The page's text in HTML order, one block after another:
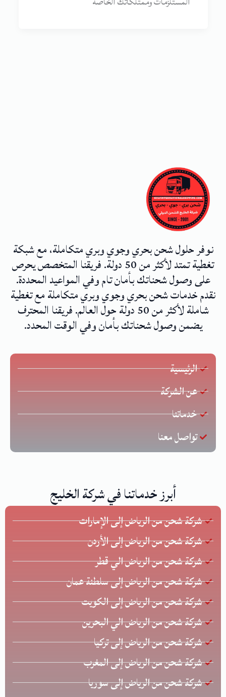
نوفر حلول شحن بحري وجوي وبري متكاملة، مع شبكة
تغطية تمتد لأكثر من 50 دولة. فريقنا المتخصص يحرص
على وصول شحناتك بأمان تام وفي المواعيد المحددة.
نقدم خدمات شحن بحري وجوي وبري متكاملة مع تغطية
شاملة لأكثر من 50 دولة حول العالم. فريقنا المحترف
يضمن وصول شحناتك بأمان وفي الوقت المحدد.
الرئيسية
عن الشركة
خدماتنا
تواصل معنا
أبرز خدماتنا في شركة الخليج
شركة شحن من الرياض إلى الإمارات
شركة شحن من الرياض إلى الأردن
شركة شحن من الرياض الي قطر
شركة شحن من الرياض إلى سلطنة عمان
شركة شحن من الرياض إلى الكويت
شركة شحن من الرياض الي البحرين
شركة شحن من الرياض إلى تركيا
شركة شحن من الرياض إلى المغرب
شركة شحن من الرياض إلى سوريا